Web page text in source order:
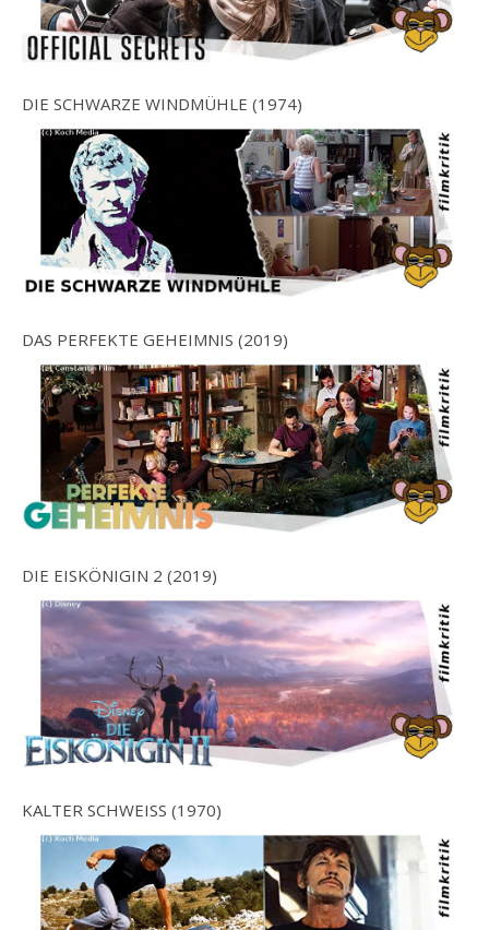
DIE SCHWARZE WINDMÜHLE (1974)
DAS PERFEKTE GEHEIMNIS (2019)
DIE EISKÖNIGIN 2 (2019)
KALTER SCHWEISS (1970)